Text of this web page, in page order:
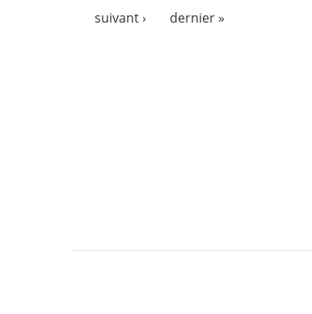
suivant ›
dernier »